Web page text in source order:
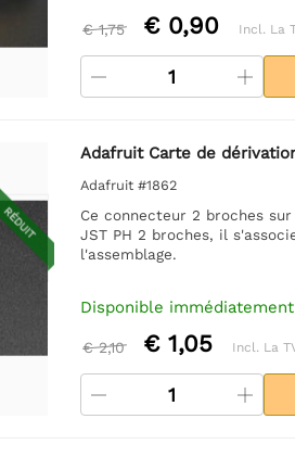
€ 1,75 € 0,90 Incl. La
RÉDUIT
Adafruit Carte de
Adafruit #1862
Ce connecteur 2 broches
JST PH 2 broches, il
l'assemblage.
Disponible immédiatement
€ 2,10 € 1,05 Incl. La